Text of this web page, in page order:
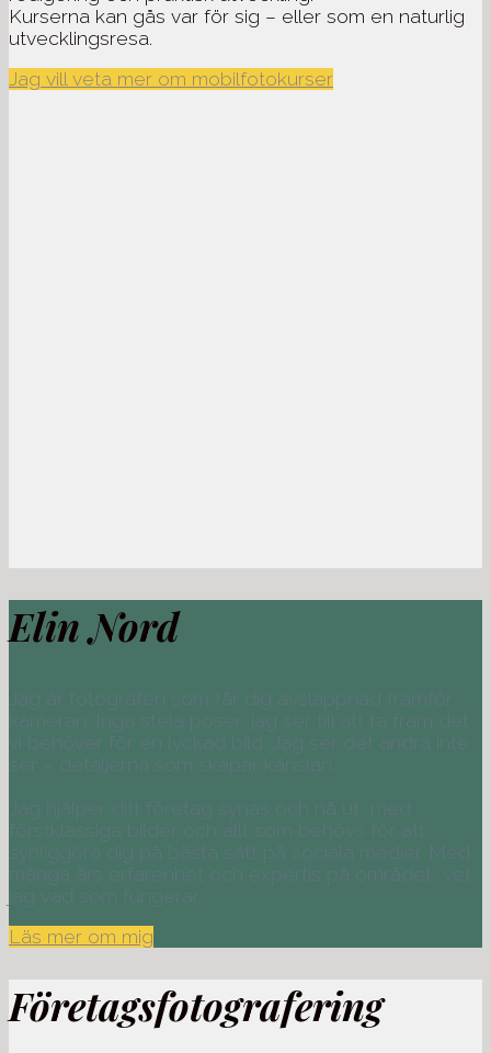
Kurserna kan gås var för sig – eller som en naturlig
utvecklingsresa.
Jag vill veta mer om mobilfotokurser
Elin Nord
Jag är fotografen som får dig avslappnad framför
kameran. Inga stela poser, jag ser till att ta fram det
vi behöver för en lyckad bild. Jag ser det andra inte
ser – detaljerna som skapar känslan.
Jag hjälper ditt företag synas och nå ut, med
förstklassiga bilder och allt som behövs för att
synliggöra dig på bästa sätt på sociala medier. Med
många års erfarenhet och expertis på området, vet
jag vad som fungerar.
Läs mer om mig
Företagsfotografering